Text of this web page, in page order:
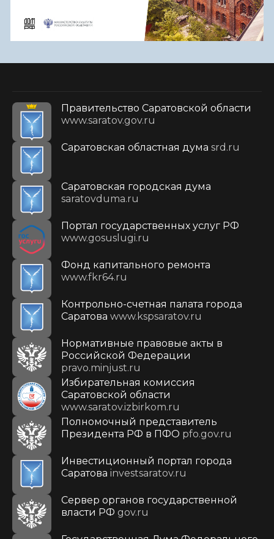
Правительство Саратовской области
www.saratov.gov.ru
Саратовская областная дума srd.ru
Саратовская городская дума
saratovduma.ru
Портал государственных услуг РФ
www.gosuslugi.ru
Фонд капитального ремонта
www.fkr64.ru
Контрольно-счетная палата города
Саратова www.kspsaratov.ru
Нормативные правовые акты в
Российской Федерации
pravo.minjust.ru
Избирательная комиссия
Саратовской области
www.saratov.izbirkom.ru
Полномочный представитель
Президента РФ в ПФО pfo.gov.ru
Инвестиционный портал города
Саратова investsaratov.ru
Сервер органов государственной
власти РФ gov.ru